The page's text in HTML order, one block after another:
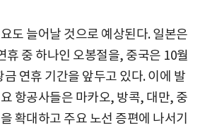
도 늘어날 것으로 예상된다. 일본은
휴 중 하나인 오봉절을, 중국은 10월
연휴 기간을 앞두고 있다. 이에 발
항공사들은 마카오, 방콕, 대만, 중
확대하고 주요 노선 증편에 나서기